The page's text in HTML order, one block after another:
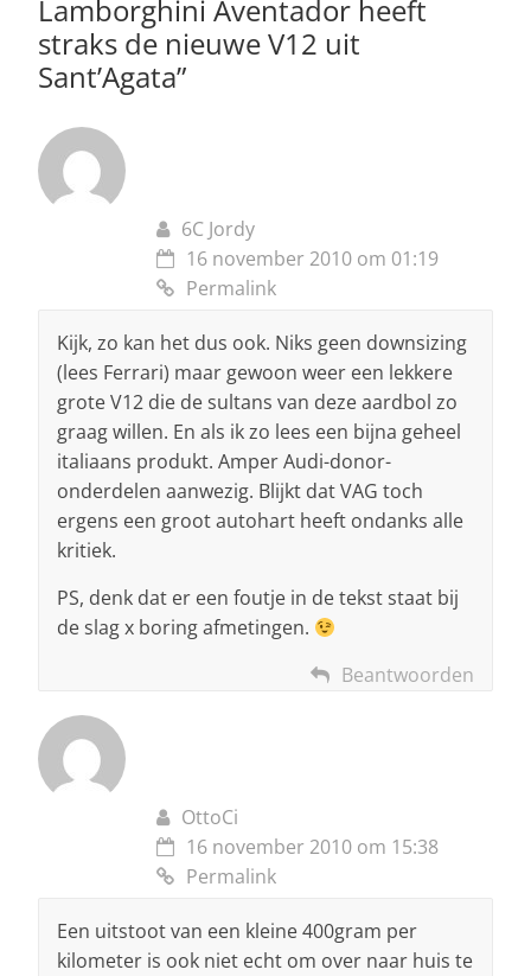
Lamborghini Aventador heeft
straks de nieuwe V12 uit
Sant’Agata”
6C Jordy
16 november 2010 om 01:19
Permalink
Kijk, zo kan het dus ook. Niks geen downsizing
(lees Ferrari) maar gewoon weer een lekkere
grote V12 die de sultans van deze aardbol zo
graag willen. En als ik zo lees een bijna geheel
italiaans produkt. Amper Audi-donor-
onderdelen aanwezig. Blijkt dat VAG toch
ergens een groot autohart heeft ondanks alle
kritiek.
PS, denk dat er een foutje in de tekst staat bij
de slag x boring afmetingen.
Beantwoorden
OttoCi
16 november 2010 om 15:38
Permalink
Een uitstoot van een kleine 400gram per
kilometer is ook niet echt om over naar huis te